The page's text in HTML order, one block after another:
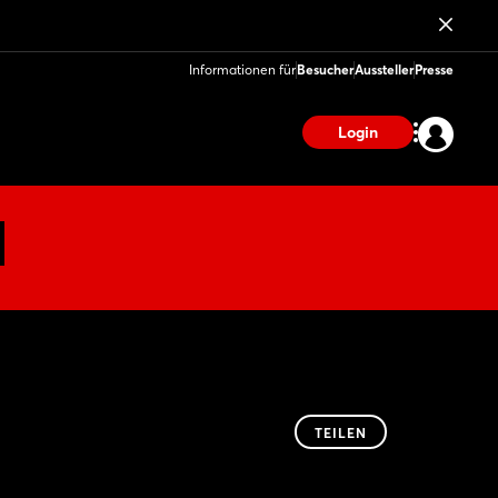
Informationen fürBesucherAusstellerPresse
Login
TEILEN